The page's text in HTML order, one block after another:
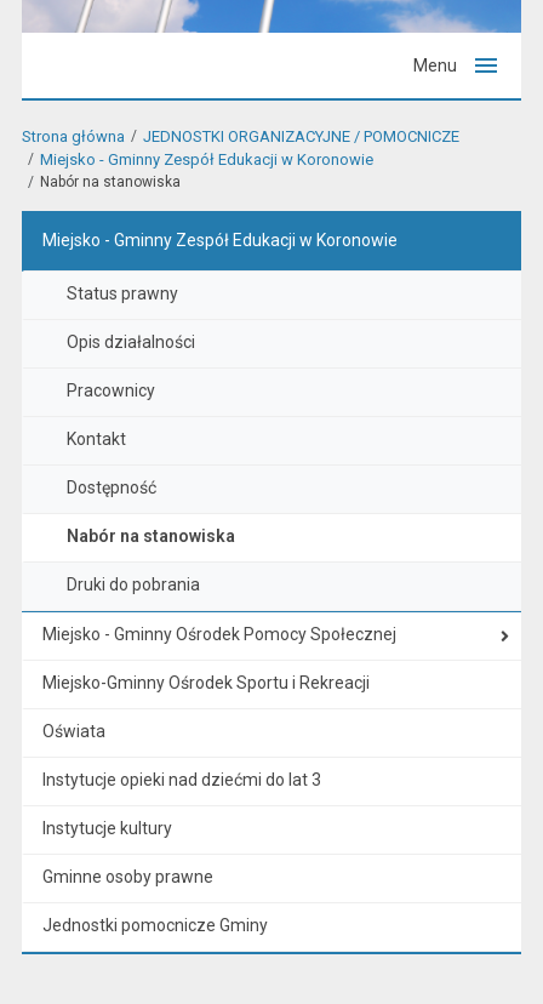
Menu
Strona główna
JEDNOSTKI ORGANIZACYJNE / POMOCNICZE
Miejsko - Gminny Zespół Edukacji w Koronowie
Nabór na stanowiska
Miejsko - Gminny Zespół Edukacji w Koronowie
Status prawny
Opis działalności
Pracownicy
Kontakt
Dostępność
Nabór na stanowiska
Druki do pobrania
Miejsko - Gminny Ośrodek Pomocy Społecznej
Miejsko-Gminny Ośrodek Sportu i Rekreacji
Oświata
Instytucje opieki nad dziećmi do lat 3
Instytucje kultury
Gminne osoby prawne
Jednostki pomocnicze Gminy